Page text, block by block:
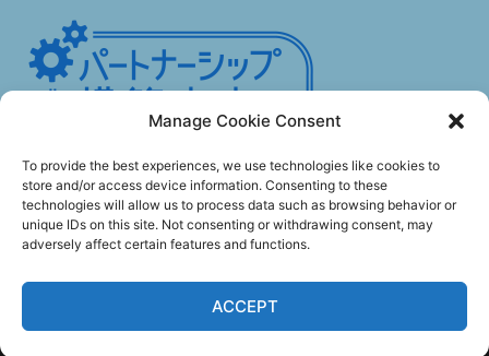
Manage Cookie Consent
To provide the best experiences, we use technologies like cookies to
store and/or access device information. Consenting to these
technologies will allow us to process data such as browsing behavior or
unique IDs on this site. Not consenting or withdrawing consent, may
adversely affect certain features and functions.
ACCEPT